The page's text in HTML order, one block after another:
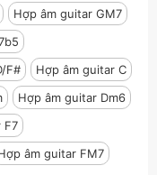
Hợp âm guitar GM7
F#
Hợp âm guitar C
Hợp âm guitar Dm6
F7
âm guitar FM7